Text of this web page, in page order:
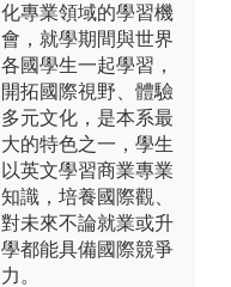
化專業領域的學習機
會，就學期間與世界
各國學生一起學習，
開拓國際視野、體驗
多元文化，是本系最
大的特色之一，學生
以英文學習商業專業
知識，培養國際觀、
對未來不論就業或升
學都能具備國際競爭
力。